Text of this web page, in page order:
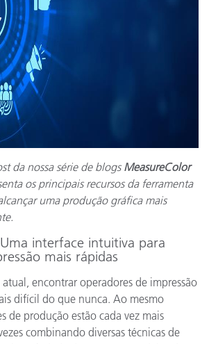
da nossa série de blogsMeasureColor
os principais recursos da ferramenta
uma produção gráfica mais
interface intuitiva para
mais rápidas
encontrar operadores de impressão
difícil do que nunca. Ao mesmo
de produção estão cada vez mais
combinando diversas técnicas de